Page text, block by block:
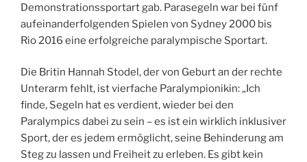
Demonstrationssportart gab. Parasegeln war bei fünf
aufeinanderfolgenden Spielen von Sydney 2000 bis
Rio 2016 eine erfolgreiche paralympische Sportart.
Die Britin Hannah Stodel, der von Geburt an der rechte
Unterarm fehlt, ist vierfache Paralympionikin: „Ich
finde, Segeln hat es verdient, wieder bei den
Paralympics dabei zu sein – es ist ein wirklich inklusiver
Sport, der es jedem ermöglicht, seine Behinderung am
Steg zu lassen und Freiheit zu erleben. Es gibt kein